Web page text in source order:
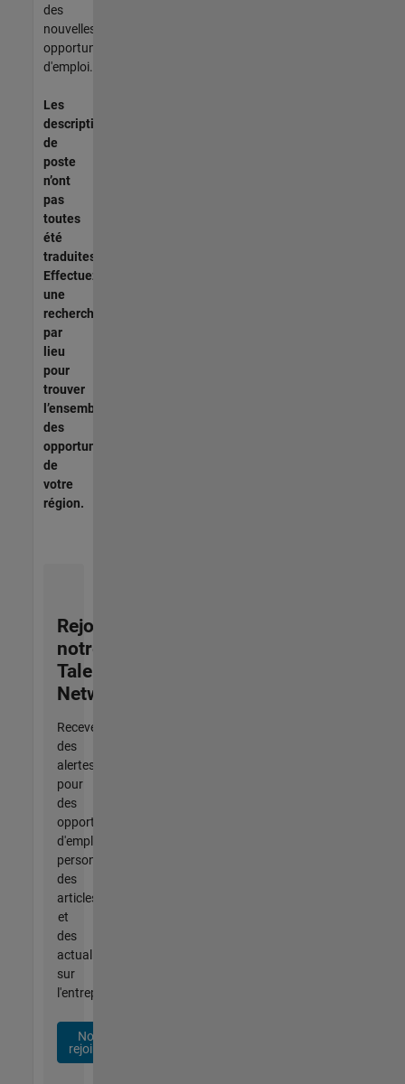
des
nouvelles
opportunités
d'emploi.
Les
descriptions
de
poste
n’ont
pas
toutes
été
traduites.
Effectuez
une
recherche
par
lieu
pour
trouver
l’ensemble
des
opportunités
de
votre
région.
Rejoignez
notre
Talent
Network
Recevez
des
alertes
pour
des
opportunités
d'emploi
personnalisées,
des
articles
et
des
actualités
sur
l'entreprise.
Nous
rejoindre